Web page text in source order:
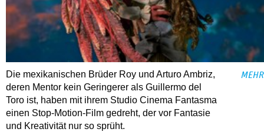
Die mexikanischen Brüder Roy und Arturo Ambriz,
deren Mentor kein Geringerer als Guillermo del
Toro ist, haben mit ihrem Studio Cinema Fantasma
einen Stop-Motion-Film gedreht, der vor Fantasie
und Kreativität nur so sprüht.
MEHR